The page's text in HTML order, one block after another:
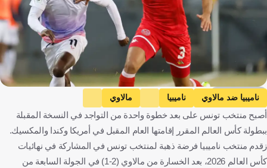
Getty Images
ناميبيا ضد مالاوي ناميبيا
مالاوي
التصفيات المؤهلة لكأس العالم - إفريقيا
ناميبيا ضد ساو تومي وبرينسيب
ساو تومي وبرينسيب
غينيا الاستوائية ضد تونس
غينيا الاستوائية
تونس
أصبح منتخب تونس على بعد خطوة واحدة من التواجد في النسخة المقبلة
ببطولة كأس العالم المقرر إقامتها العام المقبل في أمريكا وكندا والمكسيك.
زقدم منتخب ناميبيا فرضة ذهبة لمنتخب تونس في المشاركة في نهائيات
كأس العالم 2026، بعد الخسارة من مالاوي (2-1) في الجولة السابعة من